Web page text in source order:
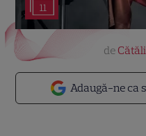
11
Adaugă-ne ca
de